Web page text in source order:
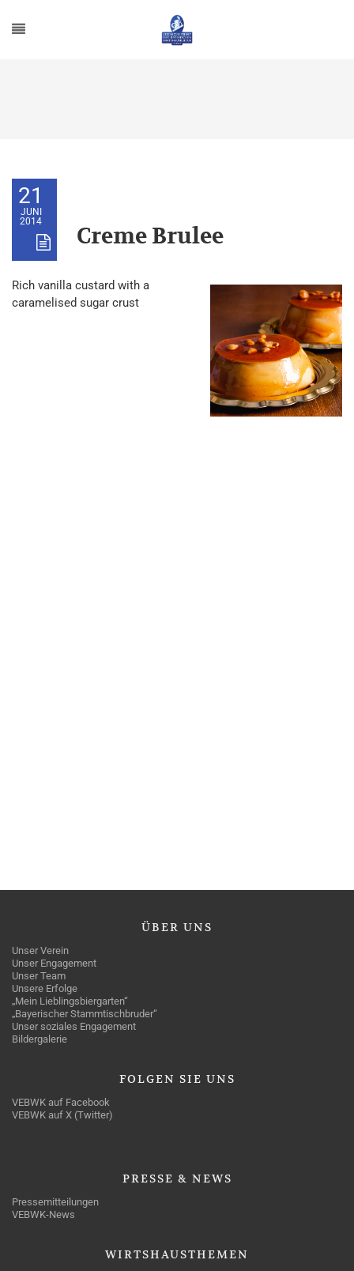
21
JUNI
2014
Creme Brulee
Rich vanilla custard with a
caramelised sugar crust
ÜBER UNS
Unser Verein
Unser Engagement
Unser Team
Unsere Erfolge
„Mein Lieblingsbiergarten“
„Bayerischer Stammtischbruder“
Unser soziales Engagement
Bildergalerie
FOLGEN SIE UNS
VEBWK auf Facebook
VEBWK auf X (Twitter)
PRESSE & NEWS
Pressemitteilungen
VEBWK-News
WIRTSHAUSTHEMEN